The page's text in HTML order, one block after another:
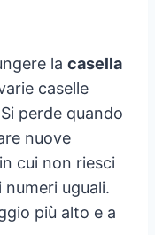
la casella
caselle
perde quando
nuove
cui non riesci
numeri uguali.
più alto e a